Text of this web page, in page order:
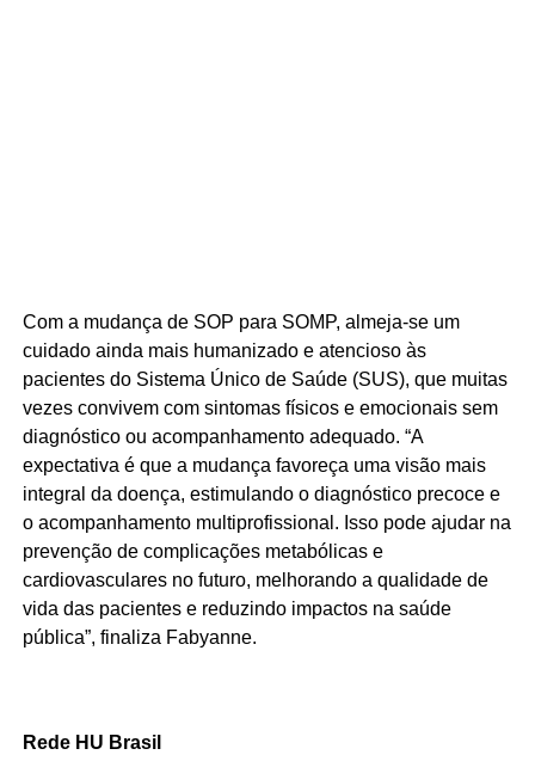
Com a mudança de SOP para SOMP, almeja-se um
cuidado ainda mais humanizado e atencioso às
pacientes do Sistema Único de Saúde (SUS), que muitas
vezes convivem com sintomas físicos e emocionais sem
diagnóstico ou acompanhamento adequado. “A
expectativa é que a mudança favoreça uma visão mais
integral da doença, estimulando o diagnóstico precoce e
o acompanhamento multiprofissional. Isso pode ajudar na
prevenção de complicações metabólicas e
cardiovasculares no futuro, melhorando a qualidade de
vida das pacientes e reduzindo impactos na saúde
pública”, finaliza Fabyanne.
Rede HU Brasil